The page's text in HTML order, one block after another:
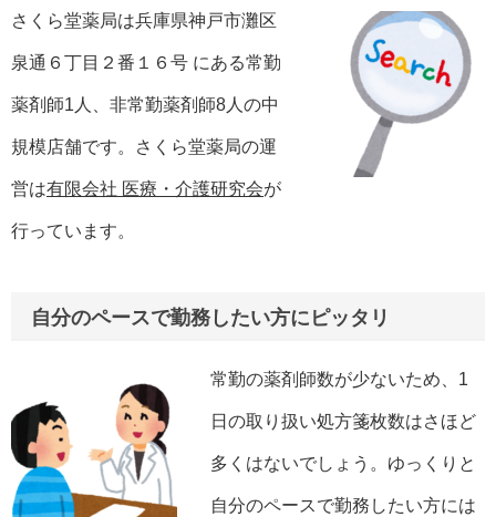
さくら堂薬局は兵庫県神戸市灘区
泉通６丁目２番１６号 にある常勤
薬剤師1人、非常勤薬剤師8人の中
規模店舗です。さくら堂薬局の運
営は有限会社 医療・介護研究会が
行っています。
自分のペースで勤務したい方にピッタリ
常勤の薬剤師数が少ないため、1
日の取り扱い処方箋枚数はさほど
多くはないでしょう。ゆっくりと
自分のペースで勤務したい方には